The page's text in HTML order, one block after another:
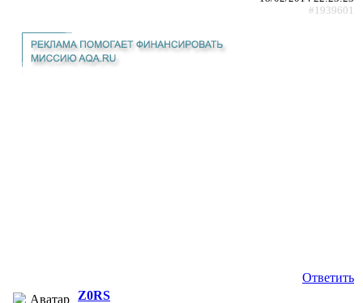
#1939601
Ответить
Z0RS